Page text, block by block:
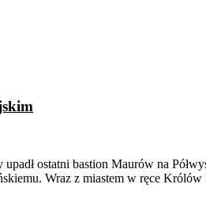
ostatni bastion Maurów na
Wraz z miastem w ręce